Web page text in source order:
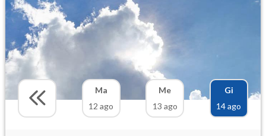
Ma
12 ago
Me
13 ago
Gi
14 ago